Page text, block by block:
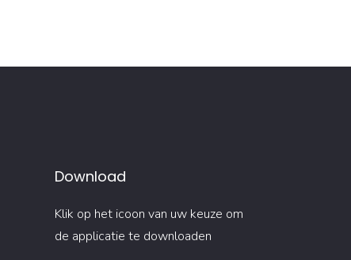
Download
Klik op het icoon van uw keuze om
de applicatie te downloaden